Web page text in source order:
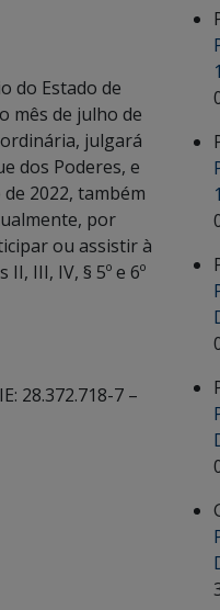
do Estado de
mês de julho de
julgará
dos Poderes, e
2022, também
por
ou assistir à
III, IV, § 5º e 6º
28.372.718-7 –